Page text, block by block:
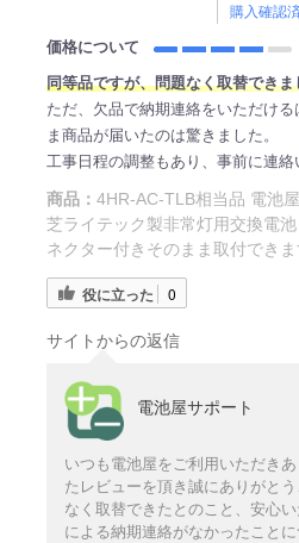
購入確認
価格について
同等品ですが、問題なく取替できま
ただ、欠品で納期連絡をいただけ
ま商品が届いたのは驚きました。
工事日程の調整もあり、事前に連絡
商品： 4HR-AC-TLB相当品 電池
芝ライテック製非常灯用交換電
ネクター付きそのまま取付できま
役に立った 0
サイトからの返信
電池屋サポート
いつも電池屋をご利用いただき
たレビューを頂き誠にありがと
なく取替できたとのこと、安心
による納期連絡がなかったこと